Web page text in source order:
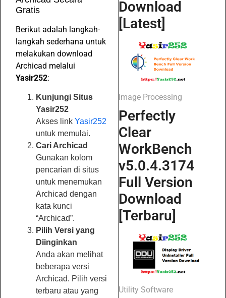
Gratis
Berikut adalah langkah-
langkah sederhana untuk
melakukan download
Archicad melalui
Yasir252:
Kunjungi Situs
Yasir252
Akses link Yasir252
untuk memulai.
Cari Archicad
Gunakan kolom
pencarian di situs
untuk menemukan
Archicad dengan
kata kunci
“Archicad”.
Pilih Versi yang
Diinginkan
Anda akan melihat
beberapa versi
Archicad. Pilih versi
terbaru atau yang
Download
[Latest]
Image Processing
Perfectly
Clear
WorkBench
v5.0.4.3174
Full Version
Download
[Terbaru]
Utility Software